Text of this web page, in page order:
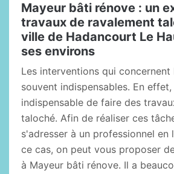
Mayeur bâti rénove : un
travaux de ravalement
ville de Hadancourt Le
ses environs
Les interventions qui
souvent indispensables. En
indispensable de faire des
taloché. Afin de réaliser ces
s'adresser à un professionnel en
ce cas, on peut vous proposer
à Mayeur bâti rénove. Il a